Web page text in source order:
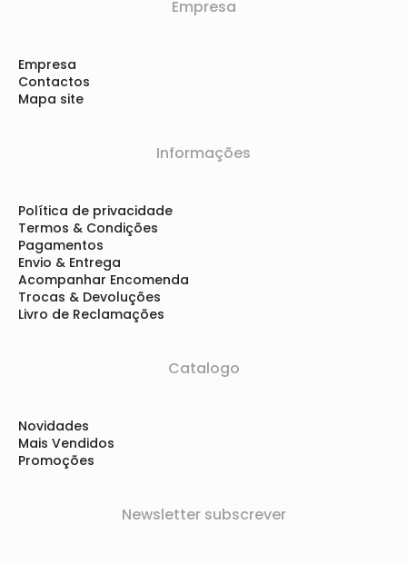
Empresa
Empresa
Contactos
Mapa site
Informações
Política de privacidade
Termos & Condições
Pagamentos
Envio & Entrega
Acompanhar Encomenda
Trocas & Devoluções
Livro de Reclamações
Catalogo
Novidades
Mais Vendidos
Promoções
Newsletter subscrever